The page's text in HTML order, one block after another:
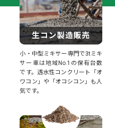
生コン製造販売
小・中型ミキサー専門で3tミキ
サー車は地域No.1の保有台数
です。透水性コンクリート「オ
ワコン」や「オコシコン」も人
気です。